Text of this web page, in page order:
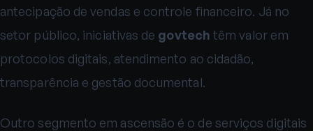
antecipação de vendas e controle financeiro. Já no
setor público, iniciativas de govtech têm valor em
protocolos digitais, atendimento ao cidadão,
transparência e gestão documental.
Outro segmento em ascensão é o de serviços digitais